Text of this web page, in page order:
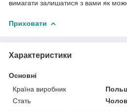
вимагати залишатися з вами як
Приховати
Характеристики
Основні
Країна виробник
Стать